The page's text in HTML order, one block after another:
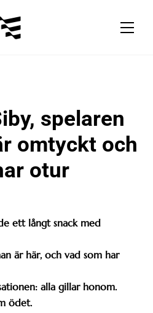
spelaren
omtyckt och
otur
ett långt snack med
är här, och vad som har
alla gillar honom.
ödet.